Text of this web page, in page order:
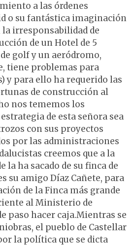
a las órdenes
o su fantástica imaginación
la irresponsabilidad de
de un Hotel de 5
golf y un aeródromo,
tiene problemas para
y para ello ha requerido las
de construcción al
nos tememos los
de esta señora sea
con sus proyectos
por las administraciones
creemos que a la
la ha sacado de su finca de
su amigo Díaz Cañete, para
de la Finca más grande
al Ministerio de
paso hacer caja.Mientras se
el pueblo de Castellar
la política que se dicta